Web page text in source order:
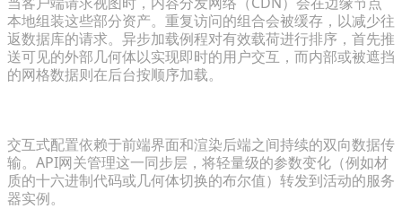
本地组装这些部分资产。重复访问的组合会被缓存，以减少往
返数据库的请求。异步加载例程对有效载荷进行排序，首先推
送可见的外部几何体以实现即时的用户交互，而内部或被遮挡
的网格数据则在后台按顺序加载。
交互式配置依赖于前端界面和渲染后端之间持续的双向数据传
输。API网关管理这一同步层，将轻量级的参数变化（例如材
质的十六进制代码或几何体切换的布尔值）转发到活动的服务
器实例。